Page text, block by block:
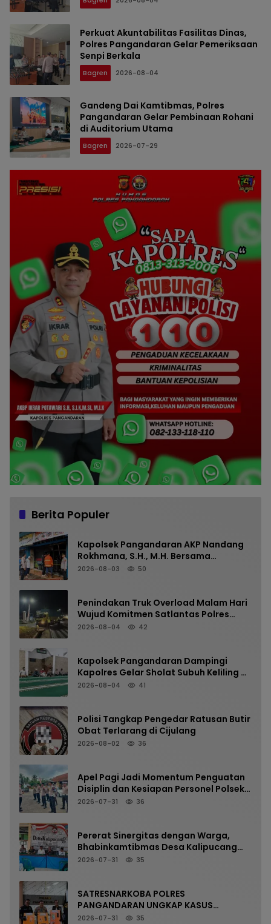
Perkuat Akuntabilitas Fasilitas Dinas,
Polres Pangandaran Gelar Pemeriksaan
Senpi Berkala
Bagren 2026-08-04
Gandeng Dai Kamtibmas, Polres
Pangandaran Gelar Pembinaan Rohani
di Auditorium Utama
Bagren 2026-07-29
Berita Populer
Kapolsek Pangandaran AKP Nandang
Rokhmana, S.H., M.H. Bersama
Anggota Cek TKP Kebakaran Ruko
2026-08-03 50
Penindakan Truk Overload Malam Hari
Wujud Komitmen Satlantas Polres
Pangandaran Menjaga Keselamatan
2026-08-04 42
Kapolsek Pangandaran Dampingi
Kapolres Gelar Sholat Subuh Keliling di
Masjid Jami Al-Furqon, Pererat
2026-08-04 41
Polisi Tangkap Pengedar Ratusan Butir
Obat Terlarang di Cijulang
2026-08-02 36
Apel Pagi Jadi Momentum Penguatan
Disiplin dan Kesiapan Personel Polsek
Kalipucang
2026-07-31 36
Pererat Sinergitas dengan Warga,
Bhabinkamtibmas Desa Kalipucang
Ikuti Rangkaian Milangkala Desa ke-
2026-07-31 35
SATRESNARKOBA POLRES
PANGANDARAN UNGKAP KASUS
NARKOTIKA MELALUI PRESS RELEASE
2026-07-31 35